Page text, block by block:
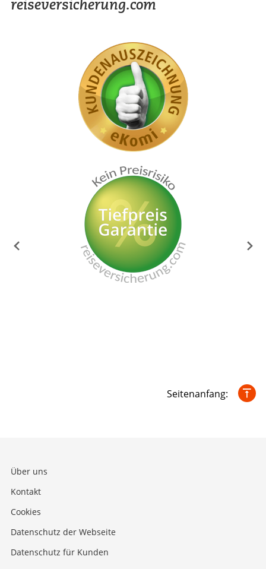
reiseversicherung.com
Seitenanfang:
Über uns
Kontakt
Cookies
Datenschutz der Webseite
Datenschutz für Kunden